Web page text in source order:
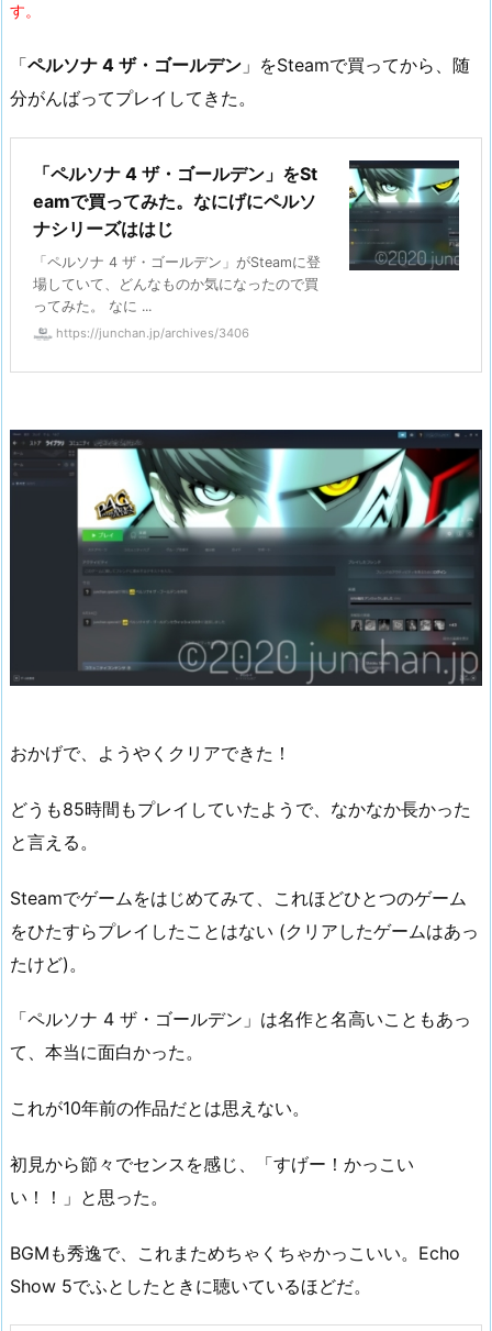
す。
「ペルソナ 4 ザ・ゴールデン 」をSteamで買ってから、随
分がんばってプレイしてきた。
「ペルソナ 4 ザ・ゴールデン」をSt
eamで買ってみた。なにげにペルソ
ナシリーズははじ
「ペルソナ 4 ザ・ゴールデン」がSteamに登
場していて、どんなものか気になったので買
ってみた。 なに ...
https://junchan.jp/archives/3406
おかげで、ようやくクリアできた！
どうも85時間もプレイしていたようで、なかなか長かった
と言える。
Steamでゲームをはじめてみて、これほどひとつのゲーム
をひたすらプレイしたことはない (クリアしたゲームはあっ
たけど)。
「ペルソナ 4 ザ・ゴールデン」は名作と名高いこともあっ
て、本当に面白かった。
これが10年前の作品だとは思えない。
初見から節々でセンスを感じ、「すげー！かっこい
い！！」と思った。
BGMも秀逸で、これまためちゃくちゃかっこいい。Echo
Show 5でふとしたときに聴いているほどだ。